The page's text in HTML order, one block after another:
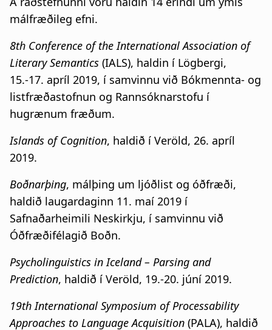
málfræðileg efni.
8th Conference of the International Association of
Literary Semantics (IALS), haldin í Lögbergi,
15.-17. apríl 2019, í samvinnu við Bókmennta- og
listfræðastofnun og Rannsóknarstofu í
hugrænum fræðum.
Islands of Cognition, haldið í Veröld, 26. apríl
2019.
Boðnarþing, málþing um ljóðlist og óðfræði,
haldið laugardaginn 11. maí 2019 í
Safnaðarheimili Neskirkju, í samvinnu við
Óðfræðifélagið Boðn.
Psycholinguistics in Iceland – Parsing and
Prediction, haldið í Veröld, 19.-20. júní 2019.
19th International Symposium of Processability
Approaches to Language Acquisition (PALA), haldið